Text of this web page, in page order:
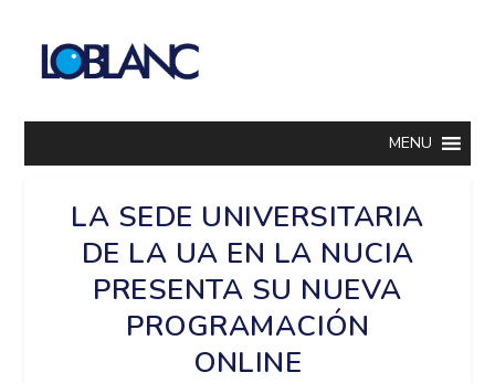
MENU
LA SEDE UNIVERSITARIA
DE LA UA EN LA NUCIA
PRESENTA SU NUEVA
PROGRAMACIÓN
ONLINE